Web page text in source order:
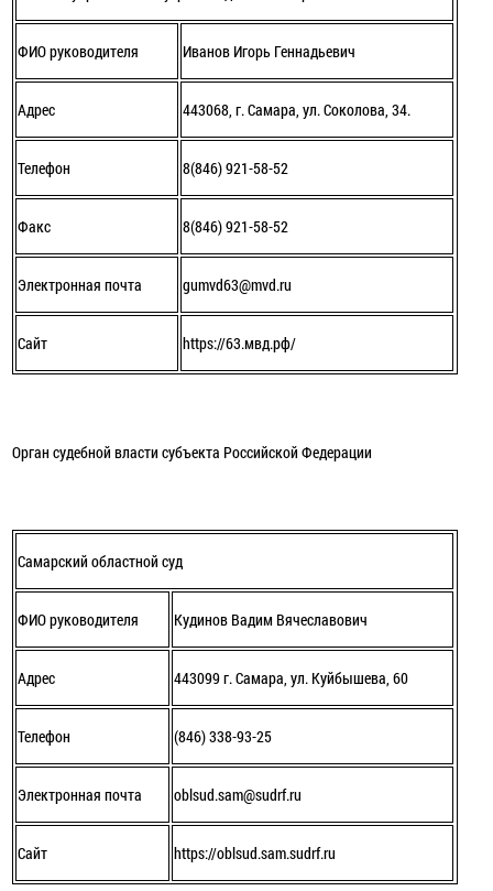
ФИО руководителя Иванов Игорь Геннадьевич
Адрес 443068, г. Самара, ул. Соколова, 34.
Телефон 8(846) 921-58-52
Факс 8(846) 921-58-52
Электронная почта gumvd63@mvd.ru
Сайт https://63.мвд.рф/
Орган судебной власти субъекта Российской Федерации
Самарский областной суд
ФИО руководителя Кудинов Вадим Вячеславович
Адрес 443099 г. Самара, ул. Куйбышева, 60
Телефон (846) 338-93-25
Электронная почта oblsud.sam@sudrf.ru
Сайт https://oblsud.sam.sudrf.ru